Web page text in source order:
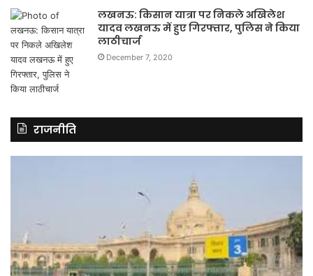
लखनऊ: किसान यात्रा पर निकले अखिलेश
यादव लखनऊ में हुए गिरफ्तार, पुलिस ने किया
लाठीचार्ज
December 7, 2020
राजनीति